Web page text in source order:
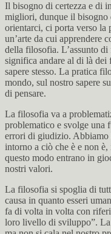
Il bisogno di certezza e di
migliori, dunque il bisogno
orientarci, ci porta verso la
un’arte da cui apprendere
della filosofia. L’assunto
significa andare al di là dei
sapere stesso. La pratica
mondo, sul nostro sapere
di pensare.
La filosofia va a
problematico e svolge una
errori di giudizio. Abbiamo
intorno a ciò che è e non
questo modo entrano in
nostri valori.
La filosofia si spoglia di
causa in quanto esseri
fa di volta in volta con
loro livello di sviluppo”.